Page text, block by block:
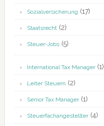
Sozialversicherung (17)
Staatsrecht(2)
Steuer-Jobs(5)
International Tax Manager(1)
Leiter Steuern (2)
Senior Tax Manager(1)
Steuerfachangestellter(4)